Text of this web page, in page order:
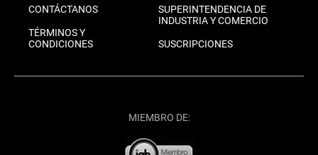
CONTÁCTANOS
TÉRMINOS Y
CONDICIONES
SUPERINTENDENCIA DE
INDUSTRIA Y COMERCIO
SUSCRIPCIONES
MIEMBRO DE: